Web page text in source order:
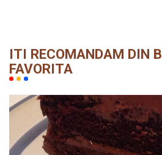
ITI RECOMANDAM DIN
FAVORITA